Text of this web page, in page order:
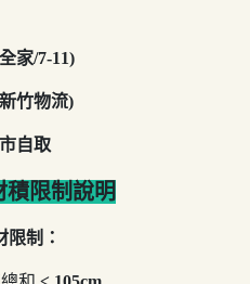
家/7-11)
竹物流)
自取
積限制說明
限制：